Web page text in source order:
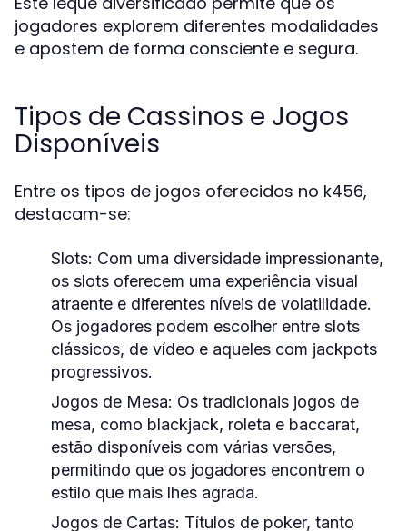
jogadores explorem diferentes modalidades
e apostem de forma consciente e segura.
Tipos de Cassinos e Jogos
Disponíveis
Entre os tipos de jogos oferecidos no k456,
destacam-se:
Slots: Com uma diversidade impressionante,
os slots oferecem uma experiência visual
atraente e diferentes níveis de volatilidade.
Os jogadores podem escolher entre slots
clássicos, de vídeo e aqueles com jackpots
progressivos.
Jogos de Mesa: Os tradicionais jogos de
mesa, como blackjack, roleta e baccarat,
estão disponíveis com várias versões,
permitindo que os jogadores encontrem o
estilo que mais lhes agrada.
Jogos de Cartas: Títulos de poker, tanto